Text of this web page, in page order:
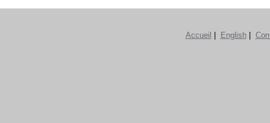
Accueil English|